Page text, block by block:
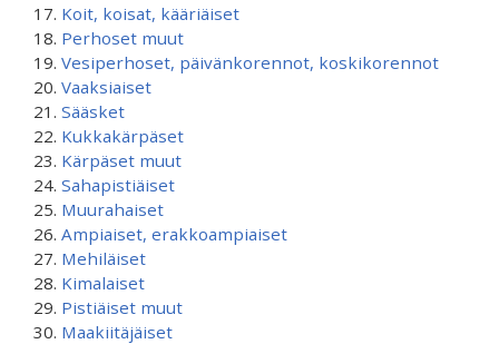
Koit, koisat, kääriäiset
Perhoset muut
Vesiperhoset, päivänkorennot, koskikorennot
Vaaksiaiset
Sääsket
Kukkakärpäset
Kärpäset muut
Sahapistiäiset
Muurahaiset
Ampiaiset, erakkoampiaiset
Mehiläiset
Kimalaiset
Pistiäiset muut
Maakiitäjäiset